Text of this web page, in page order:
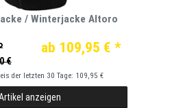
/ Winterjacke Altoro
€
ab 109,95 € *
der letzten 30 Tage: 109,95 €
anzeigen